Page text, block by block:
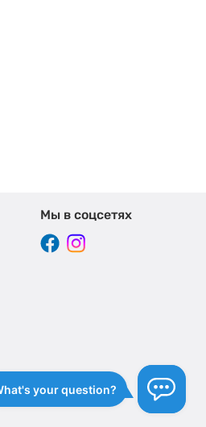
Мы в соцсетях